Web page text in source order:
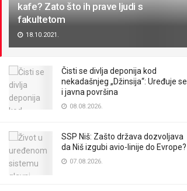
kafe? Zato što ih prave ljudi s
fakultetom
18.10.2021.
Čisti se divlja deponija kod
nekadašnjeg „Džinsija“: Uređuje se
i javna površina
08.08.2026.
SSP Niš: Zašto država dozvoljava
da Niš izgubi avio-linije do Evrope?
07.08.2026.